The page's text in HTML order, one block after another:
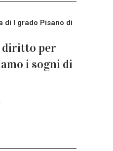
di I grado Pisano di
diritto per
i sogni di